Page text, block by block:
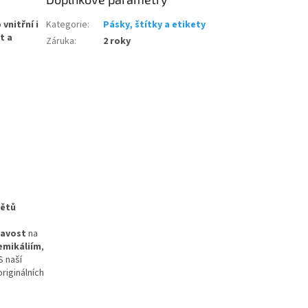
vnitřní i
a
na
,
naší
Kategorie:
Pásky, štítky a etikety
Záruka: 2 roky